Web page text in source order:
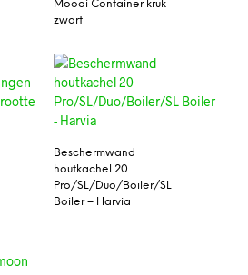
Moooi Container kruk
zwart
Beschermwand
houtkachel 20
Pro/SL/Duo/Boiler/SL
Boiler – Harvia